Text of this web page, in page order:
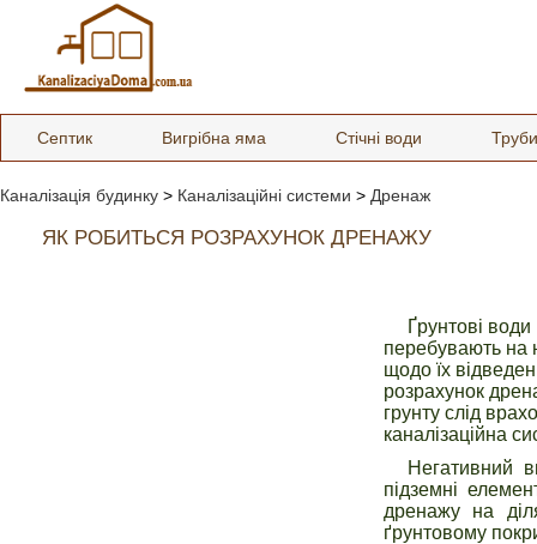
Септик Вигрібна яма Стічні води Труби
Каналізація будинку > Каналізаційні системи > Дренаж
ЯК РОБИТЬСЯ РОЗРАХУНОК ДРЕНАЖУ
Ґрунтові води
перебувають на
щодо їх
розрахунок
грунту слід
каналізаційна
Негативний
підземні
дренажу на
ґрунтовому